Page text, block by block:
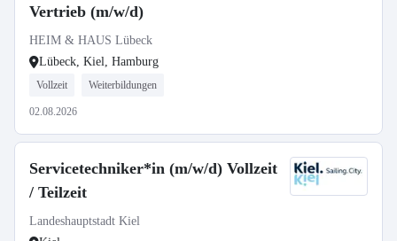
Vertrieb (m/w/d)
HEIM & HAUS Lübeck
Lübeck, Kiel, Hamburg
Vollzeit Weiterbildungen
02.08.2026
Servicetechniker*in (m/w/d) Vollzeit
/ Teilzeit
Landeshauptstadt Kiel